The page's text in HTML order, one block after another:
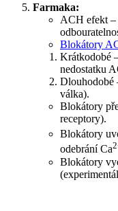
Farmaka:
ACH efekt –
Blokátory
Krátkodobé
nedostatku
Dlouhodobé
válka).
Blokátory
receptory).
Blokátory
odebrání Ca
Blokátory